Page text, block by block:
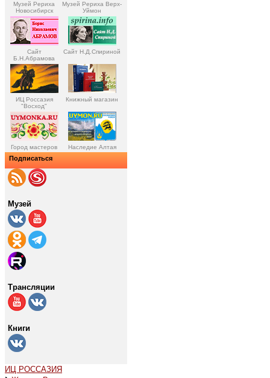
Музей Рериха
Новосибирск
Музей Рериха Верх-
Уймон
Сайт
Б.Н.Абрамова
Сайт Н.Д.Спириной
ИЦ Россазия
"Восход"
Книжный магазин
Город мастеров Наследие Алтая
Подписаться
Музей
Трансляции
Книги
ИЦ РОССАЗИЯ